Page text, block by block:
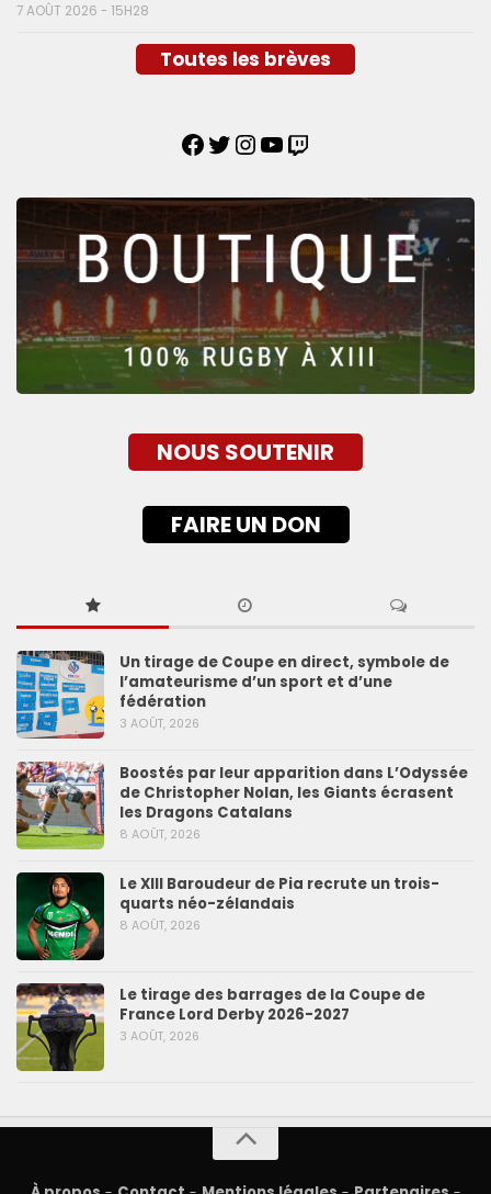
7 AOÛT 2026 - 15H28
Toutes les brèves
NOUS SOUTENIR
FAIRE UN DON
Un tirage de Coupe en direct, symbole de
l’amateurisme d’un sport et d’une
fédération
3 AOÛT, 2026
Boostés par leur apparition dans L’Odyssée
de Christopher Nolan, les Giants écrasent
les Dragons Catalans
8 AOÛT, 2026
Le XIII Baroudeur de Pia recrute un trois-
quarts néo-zélandais
8 AOÛT, 2026
Le tirage des barrages de la Coupe de
France Lord Derby 2026-2027
3 AOÛT, 2026